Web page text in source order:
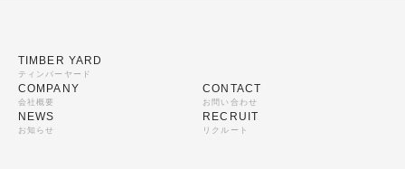
TIMBER YARD
ティンバーヤード
COMPANY
会社概要
NEWS
お知らせ
CONTACT
お問い合わせ
RECRUIT
リクルート